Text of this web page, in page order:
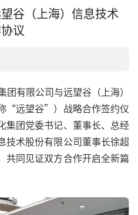
谷（上海）信息技术
议
有限公司与远望谷（上海）
“远望谷”）战略合作签约仪
集团党委书记、董事长、总经
技术股份有限公司董事长徐超
共同见证双方合作开启全新篇